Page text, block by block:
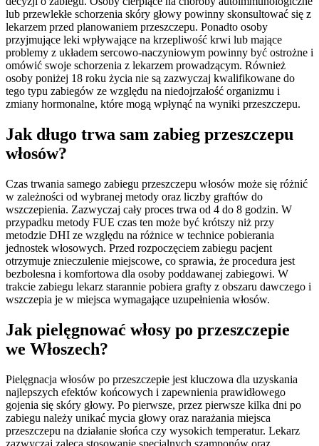
lub przewlekłe schorzenia skóry głowy powinny skonsultować się z
lekarzem przed planowaniem przeszczepu. Ponadto osoby
przyjmujące leki wpływające na krzepliwość krwi lub mające
problemy z układem sercowo-naczyniowym powinny być ostrożne i
omówić swoje schorzenia z lekarzem prowadzącym. Również
osoby poniżej 18 roku życia nie są zazwyczaj kwalifikowane do
tego typu zabiegów ze względu na niedojrzałość organizmu i
zmiany hormonalne, które mogą wpłynąć na wyniki przeszczepu.
Jak długo trwa sam zabieg przeszczepu
włosów?
Czas trwania samego zabiegu przeszczepu włosów może się różnić
w zależności od wybranej metody oraz liczby graftów do
wszczepienia. Zazwyczaj cały proces trwa od 4 do 8 godzin. W
przypadku metody FUE czas ten może być krótszy niż przy
metodzie DHI ze względu na różnice w technice pobierania
jednostek włosowych. Przed rozpoczęciem zabiegu pacjent
otrzymuje znieczulenie miejscowe, co sprawia, że procedura jest
bezbolesna i komfortowa dla osoby poddawanej zabiegowi. W
trakcie zabiegu lekarz starannie pobiera grafty z obszaru dawczego i
wszczepia je w miejsca wymagające uzupełnienia włosów.
Jak pielęgnować włosy po przeszczepie
we Włoszech?
Pielęgnacja włosów po przeszczepie jest kluczowa dla uzyskania
najlepszych efektów końcowych i zapewnienia prawidłowego
gojenia się skóry głowy. Po pierwsze, przez pierwsze kilka dni po
zabiegu należy unikać mycia głowy oraz narażania miejsca
przeszczepu na działanie słońca czy wysokich temperatur. Lekarz
zazwyczaj zaleca stosowanie specjalnych szamponów oraz